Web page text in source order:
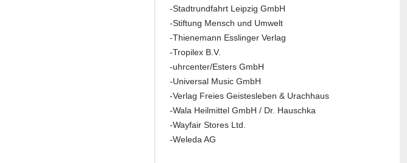
-Stadtrundfahrt Leipzig GmbH
-Stiftung Mensch und Umwelt
-Thienemann Esslinger Verlag
-Tropilex B.V.
-uhrcenter/Esters GmbH
-Universal Music GmbH
-Verlag Freies Geistesleben & Urachhaus
-Wala Heilmittel GmbH / Dr. Hauschka
-Wayfair Stores Ltd.
-Weleda AG